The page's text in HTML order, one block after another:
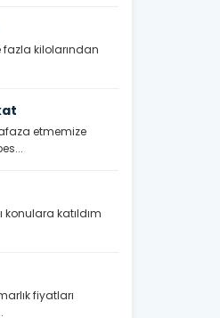
fazla kilolarından
etmemize
konulara katıldım
fiyatları